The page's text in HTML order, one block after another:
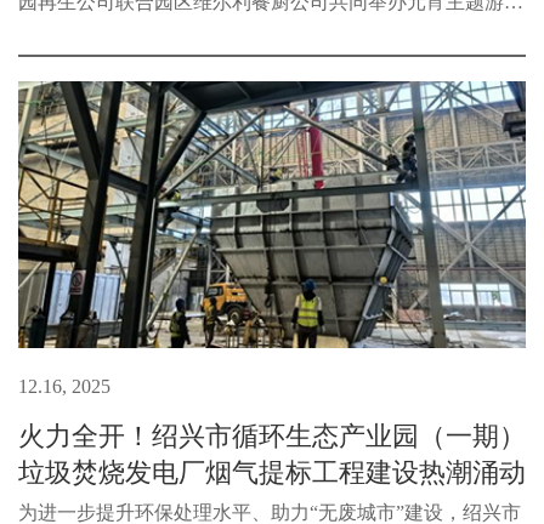
12.16, 2025
火力全开！绍兴市循环生态产业园（一期）
垃圾焚烧发电厂烟气提标工程建设热潮涌动
为进一步提升环保处理水平、助力“无废城市”建设，绍兴市